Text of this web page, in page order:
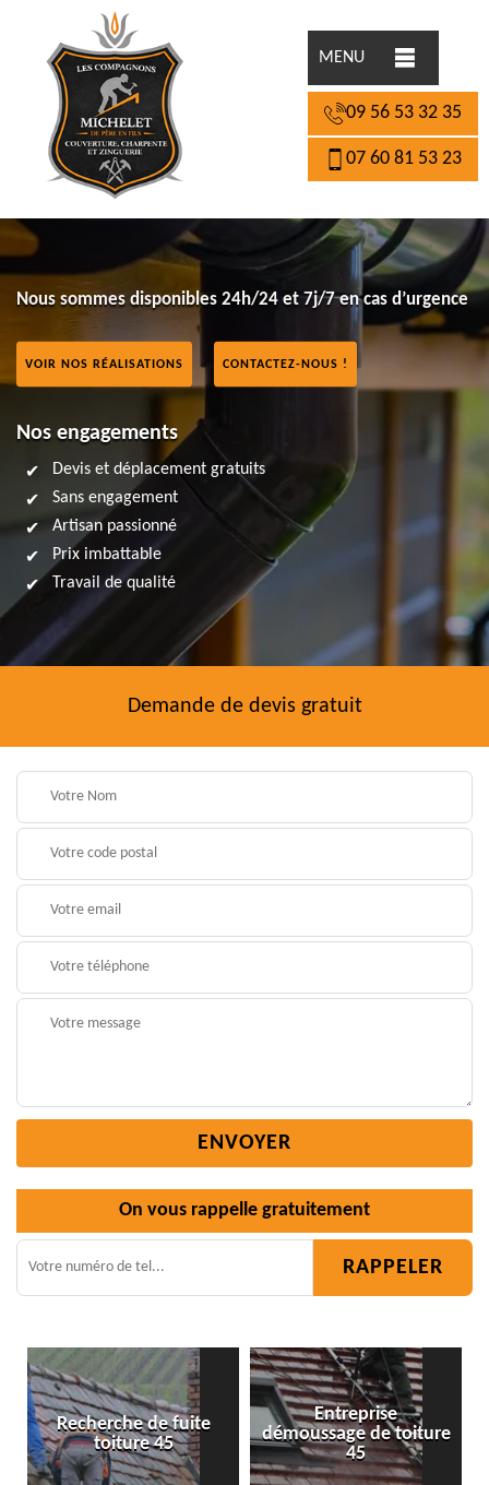
MENU
09 56 53 32 35
07 60 81 53 23
Nous sommes disponibles 24h/24 et 7j/7 en cas d’urgence
VOIR NOS RÉALISATIONS CONTACTEZ-NOUS !
Nos engagements
Devis et déplacement gratuits
Sans engagement
Artisan passionné
Prix imbattable
Travail de qualité
Demande de devis gratuit
On vous rappelle gratuitement
Entreprise
démoussage de toiture
45
Isolation toiture 45